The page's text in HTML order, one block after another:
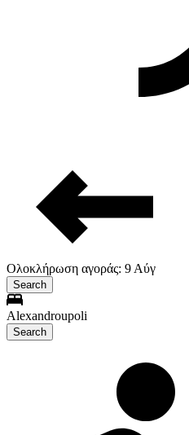
Ολοκλήρωση αγοράς: 9 Αύγ
Search
Alexandroupoli
Search